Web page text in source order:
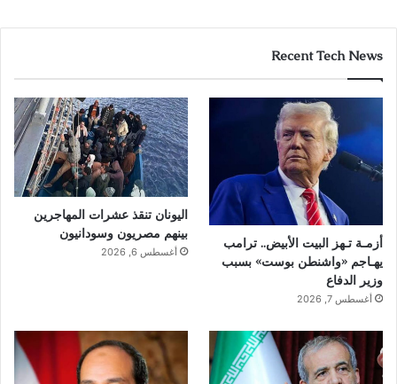
Recent Tech News
أزمـة تـهز البيت الأبيض.. ترامب
يهـاجم «واشنطن بوست» بسبب
وزير الدفاع
أغسطس 7, 2026
اليونان تنقذ عشرات المهاجرين
بينهم مصريون وسودانيون
أغسطس 6, 2026